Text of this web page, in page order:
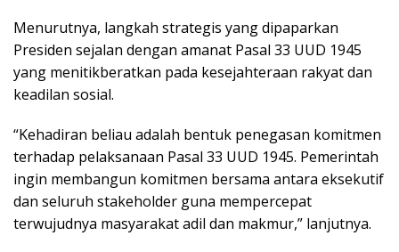
Menurutnya, langkah strategis yang dipaparkan
Presiden sejalan dengan amanat Pasal 33 UUD 1945
yang menitikberatkan pada kesejahteraan rakyat dan
keadilan sosial.
“Kehadiran beliau adalah bentuk penegasan komitmen
terhadap pelaksanaan Pasal 33 UUD 1945. Pemerintah
ingin membangun komitmen bersama antara eksekutif
dan seluruh stakeholder guna mempercepat
terwujudnya masyarakat adil dan makmur,” lanjutnya.